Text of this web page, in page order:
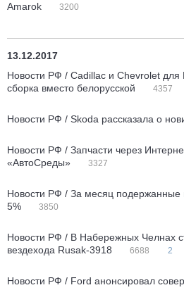
Amarok
3200
13.12.2017
Новости РФ / Cadillac и Chevrolet для
сборка вместо белорусской
4357
Новости РФ / Skoda рассказала о
Новости РФ / Запчасти через
«АвтоСреды»
3327
Новости РФ / За месяц
5%
3850
Новости РФ / В Набережных Челнах
вездехода Rusak-3918
6688 2
Новости РФ / Ford анонсировал